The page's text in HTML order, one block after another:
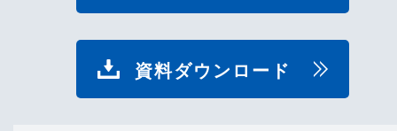
資料ダウンロード